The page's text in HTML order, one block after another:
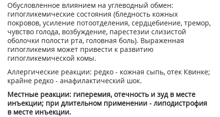
Обусловленное влиянием на углеводный обмен:
гипогликемические состояния (бледность кожных
покровов, усиление потоотделения, сердцебиение, тремор,
чувство голода, возбуждение, парестезии слизистой
оболочки полости рта, головная боль). Выраженная
гипогликемия может привести к развитию
гипогликемической комы.
Аллергические реакции: редко - кожная сыпь, отек Квинке;
крайне редко - анафилактический шок.
Местные реакции: гиперемия, отечность и зуд в месте
инъекции; при длительном применении - липодистрофия
в месте инъекции.